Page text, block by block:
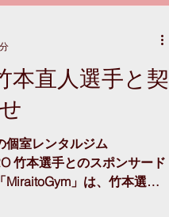
本直人選手と契
個室レンタルジム
竹本選手とのスポンサード
」は、竹本選手